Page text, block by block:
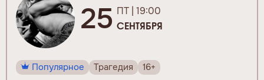
25 ПТ | 19:00
СЕНТЯБРЯ
Популярное Трагедия 16+